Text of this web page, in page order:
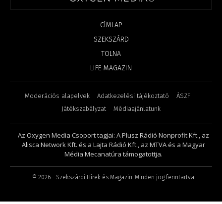
CÍMLAP
SZEKSZÁRD
TOLNA
LIFE MAGAZIN
Moderációs alapelvek Adatkezelési tájékoztató
ÁSZF
Játékszabályzat
Médiaajánlatunk
Az Oxygen Media Csoport tagjai: A Plusz Rádió Nonprofit Kft., az
Alisca Network Kft. és a Lajta Rádió Kft., az MTVA és a Magyar
Média Mecanatúra támogatottja.
© 2026- Szekszárdi Hírek és Magazin. Minden jog fenntartva.